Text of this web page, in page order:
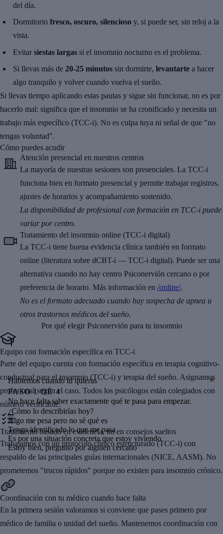
del día.
Dormitoriofresco, oscuro, silencioso y, si puede ser, sin reloj a la
vista.
Evitarsiestas largas si el insomnio nocturno es el problema.
Si llevas más de 20-25 minutos sin dormirte,levantarte a hacer
algo tranquilo y volver cuando vuelva el sueño.
Si llevas tiempo aplicando estas pautas y sigue sin funcionar, no es por
hacerlo mal: significa que el insomnio se ha cronificado y necesita un
trabajo más específico (TCC-i). No es culpa tuya ni señal de que "no
tengas voluntad".
Cómo puedes acudir
Atención presencial en nuestros centros
La mayoría de nuestras sesiones son presenciales. La TCC-i
funciona bien en formato presencial y permite trabajar registros,
ajustes de horarios y acompañamiento sostenido.
La disponibilidad de profesional con formación en TCC-i puede
variar por centro.
Tratamiento del insomnio online (TCC-i digital)
La TCC-i tiene buena evidencia clínica también en formato
online (literatura sobre dCBT-i — TCC-i digital). Puede ser una
alternativa cuando no hay centro Psiconervión cercano o por
preferencia de horario. Más información en /online/.
No es el formato adecuado cuando hay sospecha de apnea u
otros trastornos médicos del sueño.
Por qué elegir Psiconervión para tu insomnio
Equipo con formación específica en TCC-i
Parte del equipo cuenta con formación específica en terapia cognitivo-
conductual para el insomnio (TCC-i) y terapia del sueño. Asignamos
profesional según el caso. Todos los psicólogos están colegiados con
número verificable.
Tratamiento basado en evidencia, no en consejos sueltos
Trabajamos con un protocolo clínico estructurado (TCC-i) con
respaldo de las principales guías internacionales (NICE, AASM). No
prometemos "trucos rápidos" porque no existen para insomnio crónico.
Coordinación con tu médico cuando hace falta
En la primera sesión valoramos si conviene que pases primero por
médico de familia o unidad del sueño. Mantenemos coordinación con
Hablemos cuando tú quieras
PASO1DE4
No hace falta saber exactamente qué te pasa para empezar.
¿Cómo lo describirías hoy?
Algo me pesa pero no sé qué es
Tengo identificado lo que me pasa
Es por una situación concreta que estoy viviendo
Estoy bien, pregunto por alguien cercano